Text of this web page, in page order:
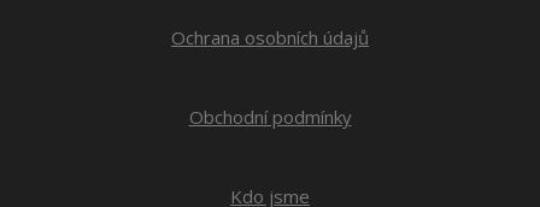
Ochrana osobních údajů
Obchodní podmínky
Kdo jsme